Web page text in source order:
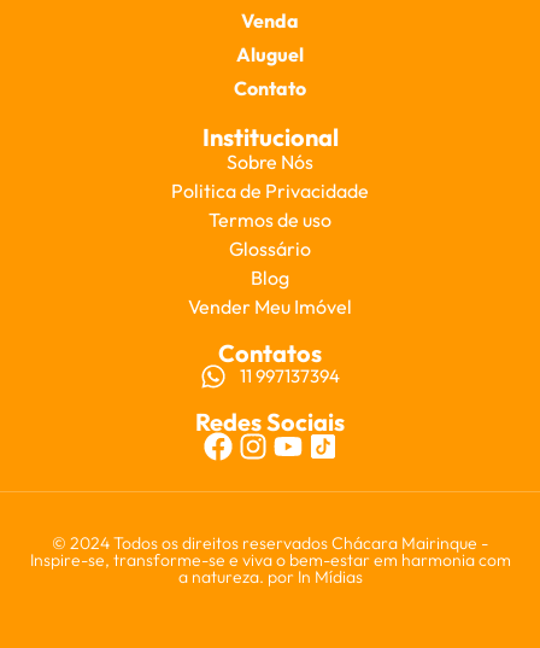
Venda
Aluguel
Contato
Institucional
Sobre Nós
Politica de Privacidade
Termos de uso
Glossário
Blog
Vender Meu Imóvel
Contatos
11 997137394
Redes Sociais
© 2024 Todos os direitos reservados Chácara Mairinque -
Inspire-se, transforme-se e viva o bem-estar em harmonia com
a natureza. por In Mídias